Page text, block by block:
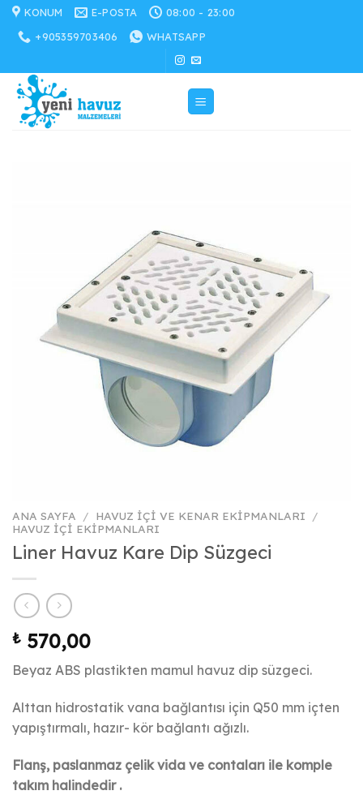
İçeriğe
atla
KONUM E-POSTA
08:00 - 23:00
+905359703406
WHATSAPP
ANA SAYFA / HAVUZ İÇI VE KENAR EKIPMANLARI
/
HAVUZ İÇI EKIPMANLARI
Liner Havuz Kare Dip Süzgeci
₺ 570,00
Beyaz ABS plastikten mamul havuz dip süzgeci.
Alttan hidrostatik vana bağlantısı için Q50 mm içten
yapıştırmalı, hazır- kör bağlantı ağızlı.
Flanş, paslanmaz çelik vida ve contaları ile komple
takım halindedir .